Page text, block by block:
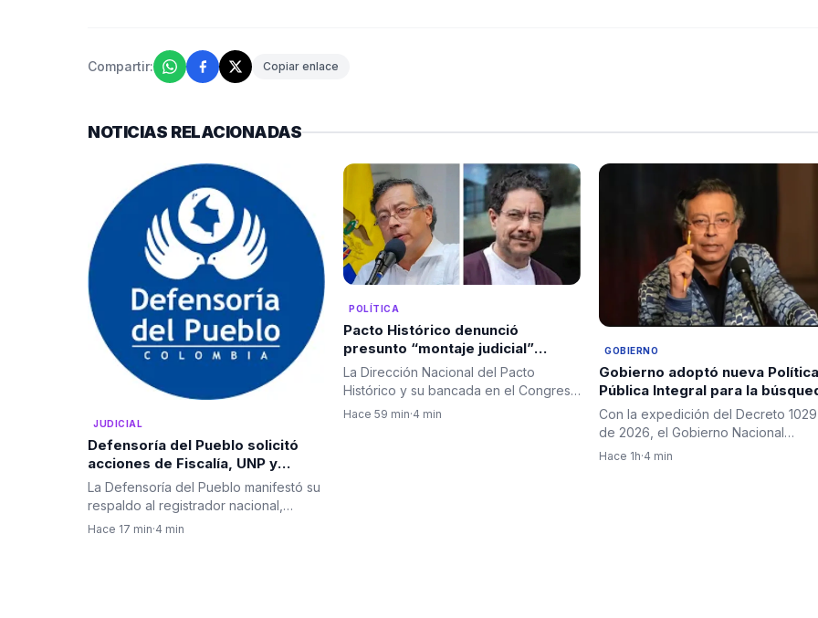
Compartir: Copiar enlace
NOTICIAS RELACIONADAS
JUDICIAL
Defensoría del Pueblo solicitó
acciones de Fiscalía, UNP y
plataformas digitales frente a
amenazas electorales
La Defensoría del Pueblo manifestó su
respaldo al registrador nacional,
Hernán Penagos, y expresó…
Hace 17 min·4 min
POLÍTICA
Pacto Histórico denunció
presunto “montaje judicial”
contra Gustavo Petro e Iván
Cepeda y pidió garantías a la
La Dirección Nacional del Pacto
Histórico y su bancada en el Congreso
emitieron un comunicado…
Hace 59 min·4 min
GOBIERNO
Gobierno adoptó nueva Política
Pública Integral para la
e identificación de personas
desaparecidas en Colombia
Con la expedición del Decreto 1029
de 2026, el Gobierno Nacional
incorporó al ordenamiento jurídico…
Hace 1h·4 min